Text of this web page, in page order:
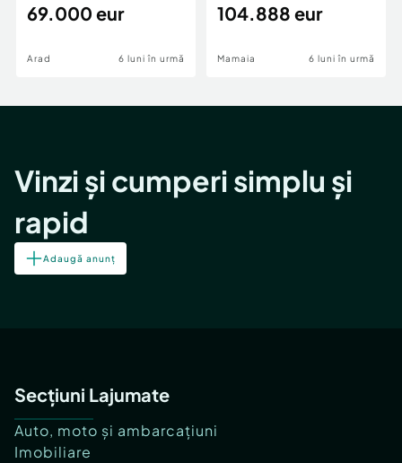
69.000 eur
Arad 6 luni în urmă
cheie,langa Mega
104.888 eur
Mamaia 6 luni în urmă
Vinzi și cumperi simplu și
rapid
Adaugă anunț
Secțiuni Lajumate
Auto, moto și ambarcațiuni
Imobiliare